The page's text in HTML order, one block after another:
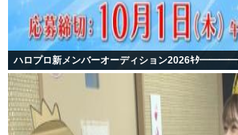
ハロプロ新メンバーオーディション2026ｷﾀ